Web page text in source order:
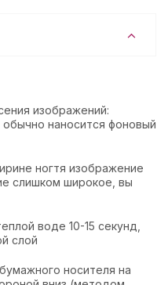
изображений:
наносится фоновый
ногтя изображение
слишком широкое, вы
воде 10-15 секунд,
слой
носителя на